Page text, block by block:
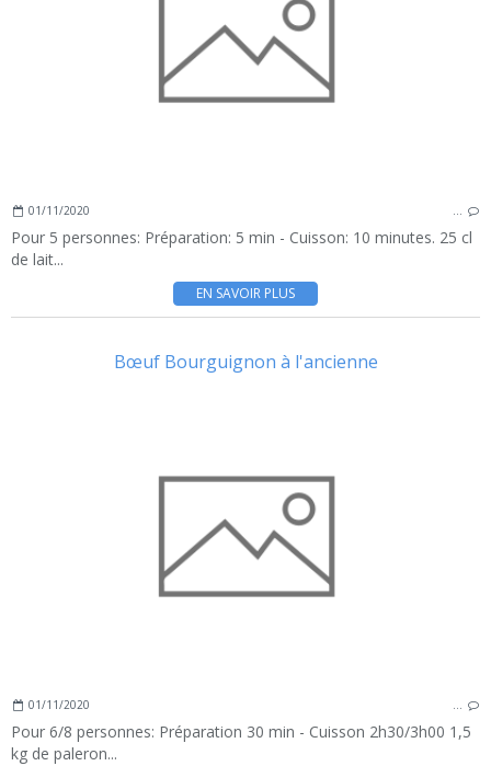
01/11/2020 …
Pour 5 personnes: Préparation: 5 min - Cuisson: 10 minutes. 25 cl
de lait...
EN SAVOIR PLUS
Bœuf Bourguignon à l'ancienne
01/11/2020 …
Pour 6/8 personnes: Préparation 30 min - Cuisson 2h30/3h00 1,5
kg de paleron...